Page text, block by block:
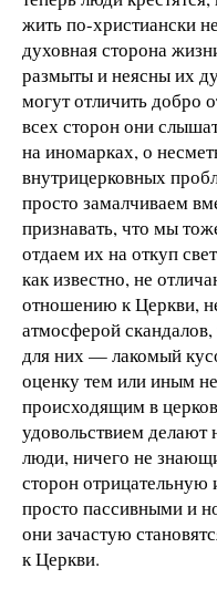
жить по-христиански
духовная сторона
размыты и неясны их
могут отличить добро
всех сторон они
на иномарках, о
внутрицерковных
просто замалчиваем
признавать, что мы
отдаем их на откуп
как известно, не
отношению к Церкви,
атмосферой
для них — лакомый
оценку тем или иным
происходящим в
удовольствием
люди, ничего не
сторон
просто пассивными и
они зачастую
к Церкви.